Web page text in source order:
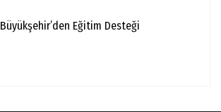
Büyükşehir’den Eğitim Desteği